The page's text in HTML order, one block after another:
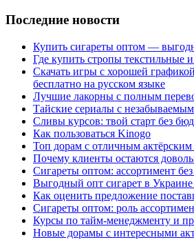
Последние новости
Купить сигареты оптом —
Где купить стропы текстильные
Скачать игры с хорошей
бесплатно на русском языке
Лучшие лакорны с полным
Тайские сериалы с
Сливы курсов: твой старт без
Как пользоваться Kinogo
Топ дорам с отличным актёрским
Почему клиенты остаются
Сигареты оптом: ассортимент
Выгодный опт сигарет в
Как оценить предложение
Сигареты оптом: роль
Курсы по тайм-менеджменту и
Новые дорамы с интересными